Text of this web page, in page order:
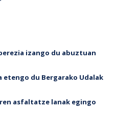
izango du abuztuan
du Bergarako Udalak
asfaltatze lanak egingo